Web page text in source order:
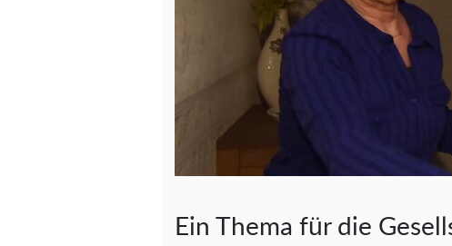
Ein Thema für die